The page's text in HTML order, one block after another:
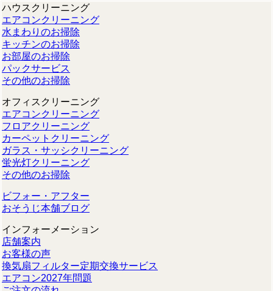
ハウスクリーニング
エアコンクリーニング
水まわりのお掃除
キッチンのお掃除
お部屋のお掃除
パックサービス
その他のお掃除
オフィスクリーニング
エアコンクリーニング
フロアクリーニング
カーペットクリーニング
ガラス・サッシクリーニング
蛍光灯クリーニング
その他のお掃除
ビフォー・アフター
おそうじ本舗ブログ
インフォーメーション
店舗案内
お客様の声
換気扇フィルター定期交換サービス
エアコン2027年問題